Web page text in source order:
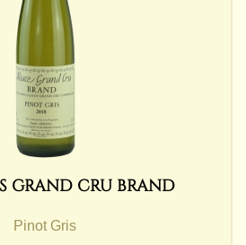
GRAND CRU BRAND
Pinot Gris